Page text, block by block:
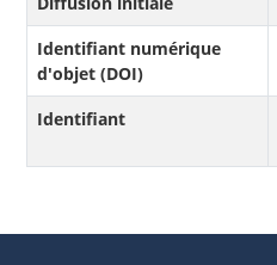
Identifiant numérique
d'objet (DOI)
Identifiant